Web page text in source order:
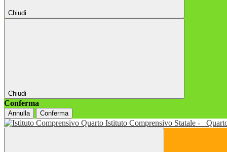
Chiudi
Chiudi
Conferma
Annulla Conferma
Istituto Comprensivo Statale -